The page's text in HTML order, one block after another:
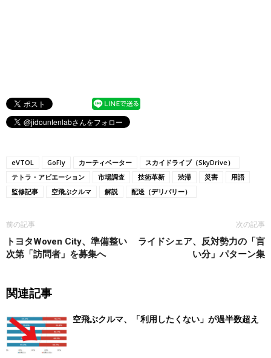
eVTOL GoFly カーティベーター
スカイドライブ（SkyDrive）
テトラ・アビエーション
市場調査 技術革新 渋滞 災害
用語
監修記事
空飛ぶクルマ 解説 配送（デリバリー）
前の記事
トヨタWoven City、準備整い
次第「訪問者」を募集へ
次の記事
ライドシェア、反対勢力の「言
い分」パターン集
関連記事
空飛ぶクルマ、「利用したくない」が過半数超え